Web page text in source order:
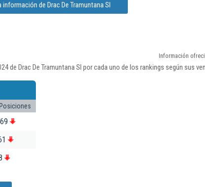
de Drac De Tramuntana Sl
Información
Drac De Tramuntana Sl por cada uno de los rankings según sus